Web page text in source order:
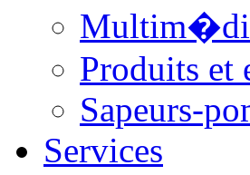
Produits et
Sapeurs-
Services